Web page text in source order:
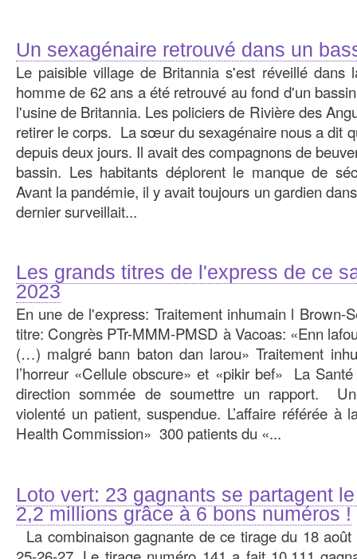
Un sexagénaire retrouvé dans un
Le paisible village de Britannia s'est réveillé dans
homme de 62 ans a été retrouvé au fond d'un
l'usine de Britannia. Les policiers de Rivière des
retirer le corps. La sœur du sexagénaire nous a dit
depuis deux jours. Il avait des compagnons de
bassin. Les habitants déplorent le manque de
Avant la pandémie, il y avait toujours un gardien
dernier surveillait...
Les grands titres de l'express de ce
2023
En une de l'express: Traitement inhumain l Brown-
titre: Congrès PTr-MMM-PMSD à Vacoas: «Enn
(…) malgré bann baton dan larou» Traitement
l’horreur «Cellule obscure» et «pikir bef» La
direction sommée de soumettre un rapport.
violenté un patient, suspendue. L’affaire référée à
Health Commission» 300 patients du «...
Loto vert: 23 gagnants se partagent
2,2 millions grâce à 6 bons numéros !
La combinaison gagnante de ce tirage du 18